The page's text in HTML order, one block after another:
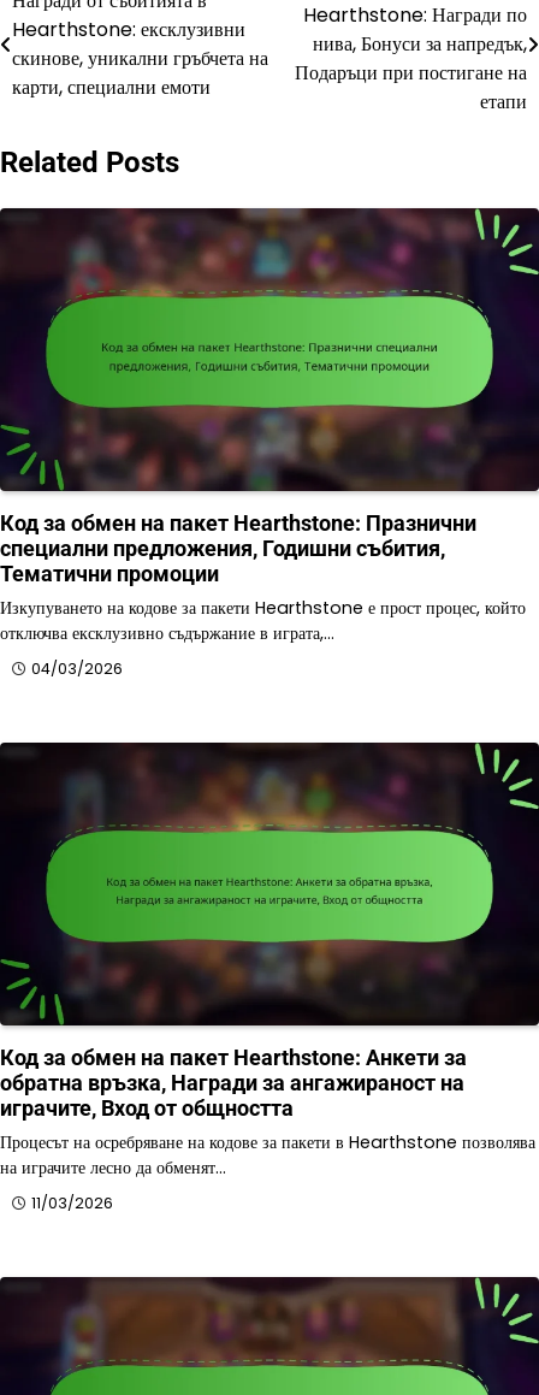
navigation
Hearthstone: ексклузивни
скинове, уникални гръбчета на
карти, специални емоти
Hearthstone: Награди по
нива, Бонуси за напредък,
Подаръци при постигане на
етапи
Related Posts
Код за обмен на пакет Hearthstone: Празнични
специални предложения, Годишни събития,
Тематични промоции
Изкупуването на кодове за пакети Hearthstone е прост процес, който
отключва ексклузивно съдържание в играта,…
04/03/2026
Код за обмен на пакет Hearthstone: Анкети за
обратна връзка, Награди за ангажираност на
играчите, Вход от общността
Процесът на осребряване на кодове за пакети в Hearthstone позволява
на играчите лесно да обменят…
11/03/2026